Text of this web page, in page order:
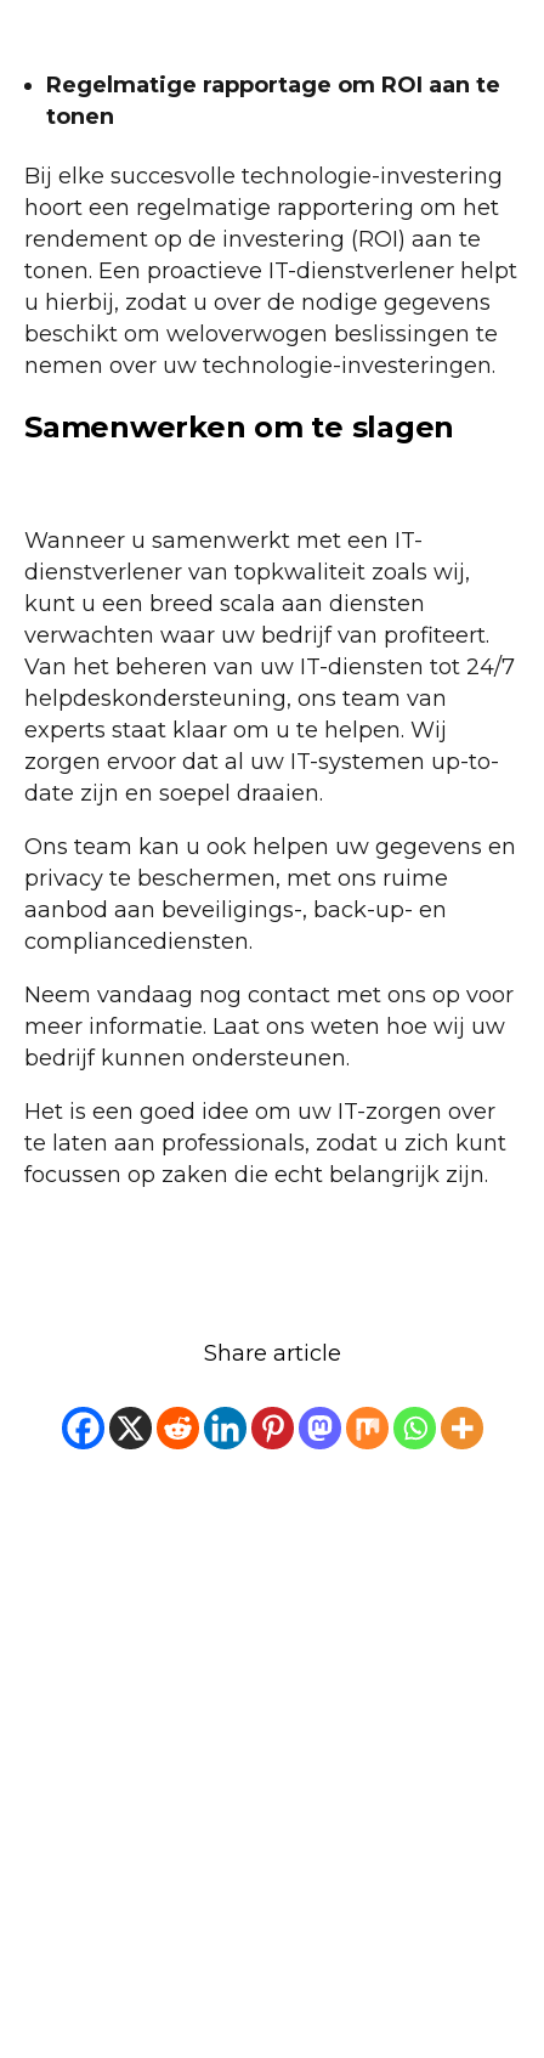
Regelmatige rapportage om ROI aan te
tonen
Bij elke succesvolle technologie-investering
hoort een regelmatige rapportering om het
rendement op de investering (ROI) aan te
tonen. Een proactieve IT-dienstverlener helpt
u hierbij, zodat u over de nodige gegevens
beschikt om weloverwogen beslissingen te
nemen over uw technologie-investeringen.
Samenwerken om te slagen
Wanneer u samenwerkt met een IT-
dienstverlener van topkwaliteit zoals wij,
kunt u een breed scala aan diensten
verwachten waar uw bedrijf van profiteert.
Van het beheren van uw IT-diensten tot 24/7
helpdeskondersteuning, ons team van
experts staat klaar om u te helpen. Wij
zorgen ervoor dat al uw IT-systemen up-to-
date zijn en soepel draaien.
Ons team kan u ook helpen uw gegevens en
privacy te beschermen, met ons ruime
aanbod aan beveiligings-, back-up- en
compliancediensten.
Neem vandaag nog contact met ons op voor
meer informatie. Laat ons weten hoe wij uw
bedrijf kunnen ondersteunen.
Het is een goed idee om uw IT-zorgen over
te laten aan professionals, zodat u zich kunt
focussen op zaken die echt belangrijk zijn.
Share article